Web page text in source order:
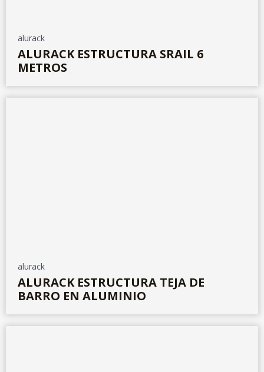
alurack
ALURACK ESTRUCTURA SRAIL 6
METROS
alurack
ALURACK ESTRUCTURA TEJA DE
BARRO EN ALUMINIO